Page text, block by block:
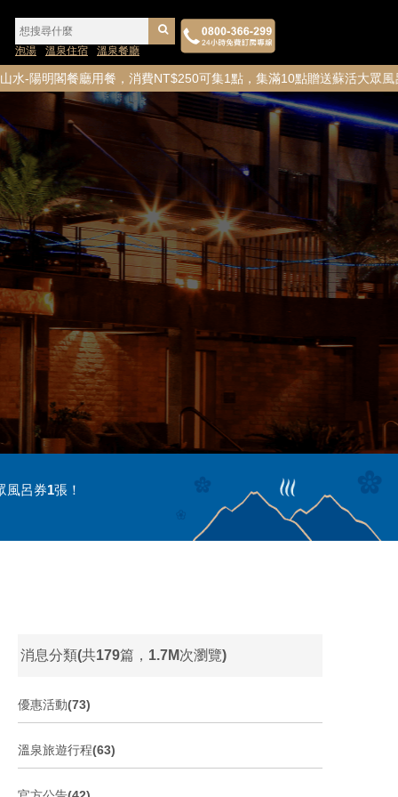
泡湯 溫泉住宿 溫泉餐廳
用餐，消費NT$250可集1點，集滿10點贈送蘇活大眾風呂券1張
呂券1張！
消息分類(共179篇，1.7M次瀏覽)
優惠活動(73)
溫泉旅遊行程(63)